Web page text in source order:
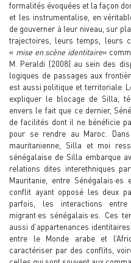
formalités évoquées et la façon
et les instrumentalise, en
de gouverner à leur niveau, sur
trajectoires, leurs temps, leurs
« mise en scène identitaire»
M. Peraldi (2008) au sein des
logiques de passages aux
est aussi politique et territoriale.
expliquer le blocage de Silla,
envers le fait que ce dernier,
de facilités dont il ne bénéficie
pour se rendre au Maroc.
mauritanienne, Silla et moi
sénégalaise de Silla embarque
relations dites interethniques
Mauritanie, entre Sénégalais·es
conflit ayant opposé les deux
parfois, les interactions
migrant·es sénégalais·es. Ces
aussi d’appartenances
entre le Monde arabe et
caractériser par des conflits,